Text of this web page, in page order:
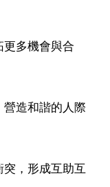
多機會與合
營造和諧的人際
，形成互助互